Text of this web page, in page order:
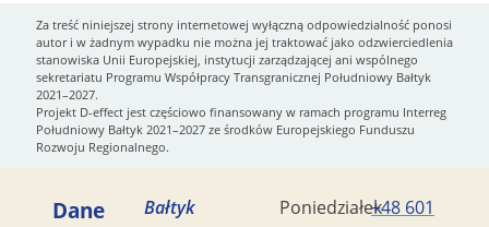
Za treść niniejszej strony internetowej wyłączną odpowiedzialność ponosi
autor i w żadnym wypadku nie można jej traktować jako odzwierciedlenia
stanowiska Unii Europejskiej, instytucji zarządzającej ani wspólnego
sekretariatu Programu Współpracy Transgranicznej Południowy Bałtyk
2021–2027.
Projekt D-effect jest częściowo finansowany w ramach programu Interreg
Południowy Bałtyk 2021–2027 ze środków Europejskiego Funduszu
Rozwoju Regionalnego.
Dane
Bałtyk
Poniedziałek+48 601